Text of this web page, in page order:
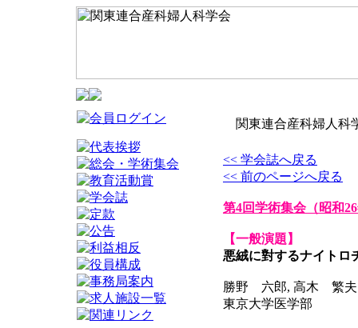
関東連合産科婦人科
<< 学会誌へ戻る
<< 前のページへ戻る
第4回学術集会（昭和
【一般演題】
悪絨に對するナイトロ
勝野 六郎, 高木 繁夫
東京大学医学部